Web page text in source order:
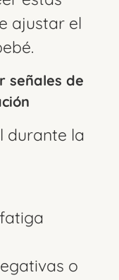
ajustar el
señales de
durante la
o